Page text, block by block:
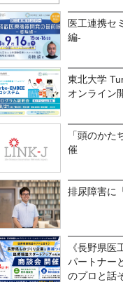
医工連携セ
編-
東北大学
オンライン
「頭のか
催
排尿障害に
《長野県
パートナー
のプロと話